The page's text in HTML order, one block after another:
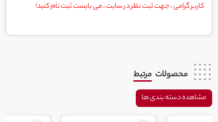
کاربر گرامی ، جهت ثبت نظر در سایت ، می بایست ثبت نام کنید!
محصولات مرتبط
مشاهده دسته بندی ها